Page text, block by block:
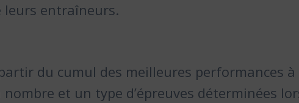
leurs entraîneurs.
du cumul des meilleures performances
et un type d’épreuves déterminées